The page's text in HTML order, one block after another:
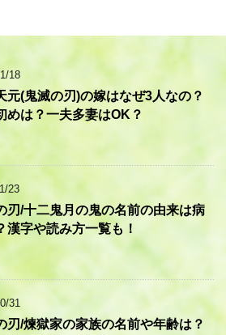
18
元(鬼滅の刃)の嫁はなぜ3人なの？
めは？一夫多妻はOK？
23
刃/十二鬼月の鬼の名前の由来は病
漢字や読み方一覧も！
31
刃/煉獄家の家族の名前や年齢は？